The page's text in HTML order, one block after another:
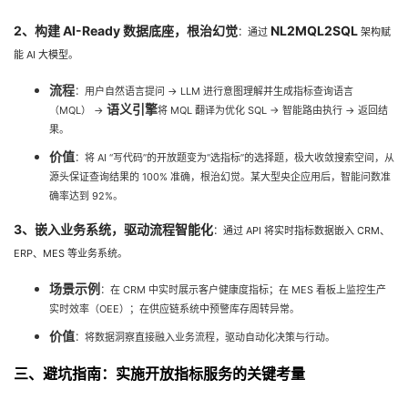
2、构建 AI-Ready 数据底座，根治幻觉：通过 NL2MQL2SQL 架构赋
能 AI 大模型。
流程：用户自然语言提问 → LLM 进行意图理解并生成指标查询语言
（MQL） → 语义引擎将 MQL 翻译为优化 SQL → 智能路由执行 → 返回结
果。
价值：将 AI “写代码”的开放题变为“选指标”的选择题，极大收敛搜索空间，从
源头保证查询结果的 100% 准确，根治幻觉。某大型央企应用后，智能问数准
确率达到 92%。
3、嵌入业务系统，驱动流程智能化：通过 API 将实时指标数据嵌入 CRM、
ERP、MES 等业务系统。
场景示例 ：在 CRM 中实时展示客户健康度指标；在 MES 看板上监控生产
实时效率（OEE）；在供应链系统中预警库存周转异常。
价值：将数据洞察直接融入业务流程，驱动自动化决策与行动。
三、避坑指南：实施开放指标服务的关键考量